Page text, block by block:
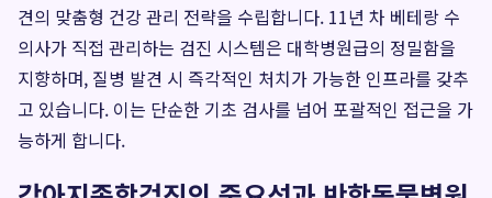
견의 맞춤형 건강 관리 전략을 수립합니다. 11년 차 베테랑 수
의사가 직접 관리하는 검진 시스템은 대학병원급의 정밀함을
지향하며, 질병 발견 시 즉각적인 처치가 가능한 인프라를 갖추
고 있습니다. 이는 단순한 기초 검사를 넘어 포괄적인 접근을 가
능하게 합니다.